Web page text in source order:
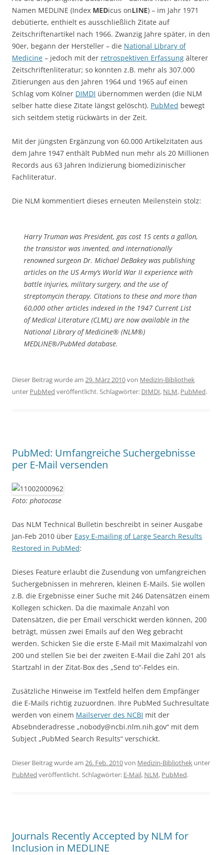
Namen MEDLINE (Index MEDicus onLINE) – im Jahr 1971
debütierte, enthielt es ausschließlich Zitate auf
Zeitschriftenartikel nach 1966. Zwanzig Jahre später, in den
90er, begann der Hersteller – die National Library of
Medicine – jedoch mit der retrospektiven Erfassung älterer
Zeitschriftenliteratur; so konnten z.B. mehr als 307.000
Zitierungen aus den Jahren 1964 und 1965 auf einen
Schlag vom Kölner DIMDI übernommen werden (die NLM
selber hatte diese Zitate längst gelöscht). PubMed bewegt
sich seitdem stetig rückwärts in der Zeit.
Mit der jüngsten Ergänzung von 60.000 Artikelzitaten aus
dem Jahre 1947 enthält PubMed nun mehr als 20 Millionen
Records aus 63 Jahren Indizierung biomedizinischer
Fachliteratur.
Die NLM kommentiert dieses erneuten Meilenstein stolz:
Harry Truman was President, gas cost 15 cents a gallon,
the transistor was invented, and internationally
renowned surgeon Dr. Michael DeBakey was publishing
articles on the US Army’s World War II experience with
battle injuries, military surgery, and the use of
streptomycin therapy. Citations to these and more than
60,000 other articles indexed in the 1947 Current List
of Medical Literature (CLML) are now available in the
National Library of Medicine® (NLM®)
MEDLINE®/PubMed database.
Dieser Beitrag wurde am 29. März 2010von Medizin-Bibliothek
unter PubMed veröffentlicht. Schlagwörter: DIMDI, NLM, PubMed.
PubMed: Umfangreiche Suchergebnisse
per E-Mail versenden
Foto: photocase
Das NLM Technical Bulletin beschreibt in seiner Ausgabe
Jan-Feb 2010 über Easy E-mailing of Large Search Results
Restored in PubMed:
Dieses Feature erlaubt die Zusendung von umfangreichen
Suchergebnissen in mehreren, kleinen E-Mails. Sie wollen
z.B. die Ergebnisse einer Suche mit 246 Datensätzen einem
Kollegen schicken. Da die maximale Anzahl von
Datensätzen, die per Email verschickt werden können, 200
beträgt, müssen zwei Emails auf den Weg gebracht
werden. Schicken Sie die erste E-Mail mit Maximalzahl von
200 und stellen Sie bei der zweiten E-Mail die Zahl 201 als
Startzahl in der Zitat-Box des „Send to“-Feldes ein.
Zusätzliche Hinweise im Textfeld helfen dem Empfänger
die E-Mails richtig zuzuordnen. Ihre PubMed Suchresultate
werden von einem Mailserver des NCBI mit der
Absebnderadresse „nobody@ncbi.nlm.nih.gov“ mit dem
Subject „PubMed Search Results“ verschickt.
Dieser Beitrag wurde am 26. Feb. 2010von Medizin-Bibliothek unter
PubMed veröffentlicht. Schlagwörter: E-Mail, NLM, PubMed.
Journals Recently Accepted by NLM for
Inclusion in MEDLINE